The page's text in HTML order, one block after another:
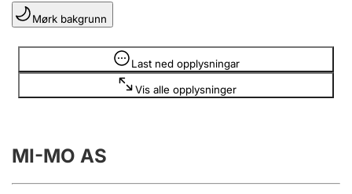
Lag og foreining
Registrere, endre, slette
Årsrekneskap
Innsending og forseinkingsgebyr
Mørk bakgrunn
Last ned opplysningar
Vis alle opplysninger
Opplysninger er skjult
MI-MO AS